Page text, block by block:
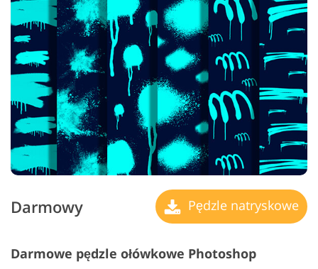
Darmowy Pędzle natryskowe
Darmowe pędzle ołówkowe Photoshop